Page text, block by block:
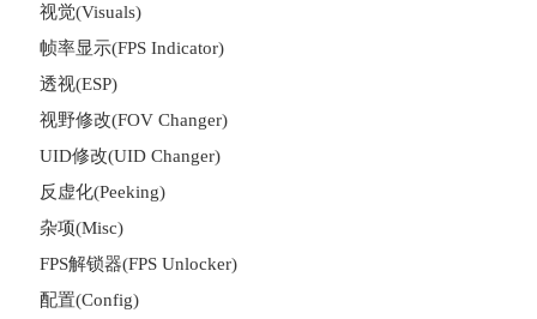
视觉(Visuals)
帧率显示(FPS Indicator)
透视(ESP)
视野修改(FOV Changer)
UID修改(UID Changer)
反虚化(Peeking)
杂项(Misc)
FPS解锁器(FPS Unlocker)
配置(Config)